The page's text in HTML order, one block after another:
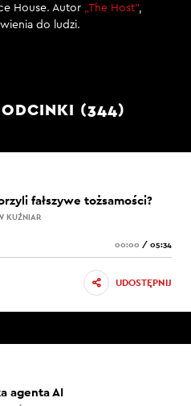
House. Autor „The Host”,
do ludzi.
ODCINKI (344)
fałszywe tożsamości?
KUŹNIAR
00:00 / 05:34
UDOSTĘPNIJ
agenta AI